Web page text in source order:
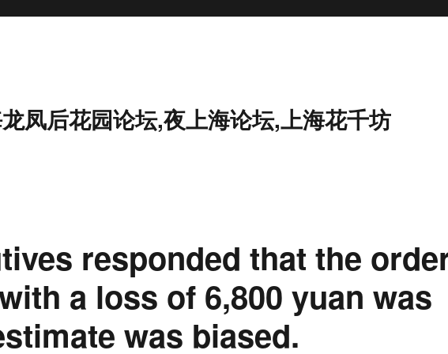
凤后花园论坛,夜上海论坛,上海花千坊
responded that the
a loss of 6,800 yuan was
was biased.